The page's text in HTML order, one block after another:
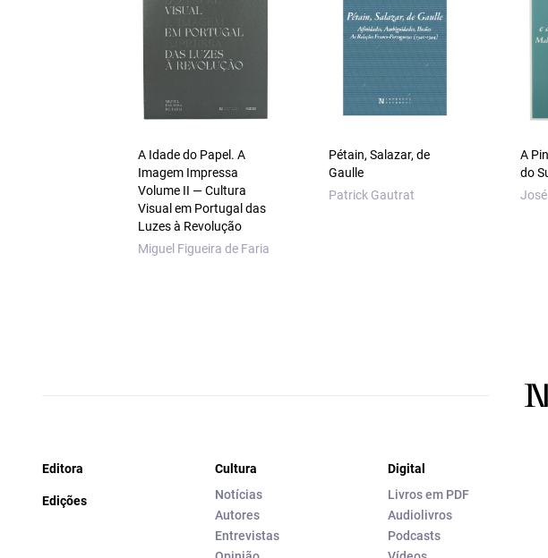
A Idade do Papel. A
Imagem Impressa
Volume II — Cultura
Visual em Portugal das
Luzes à Revolução
Miguel Figueira de Faria
Pétain, Salazar, de
Gaulle
Patrick Gautrat
A
do
Editora
Edições
Cultura
Notícias
Autores
Entrevistas
Digital
Livros em PDF
Audiolivros
Podcasts